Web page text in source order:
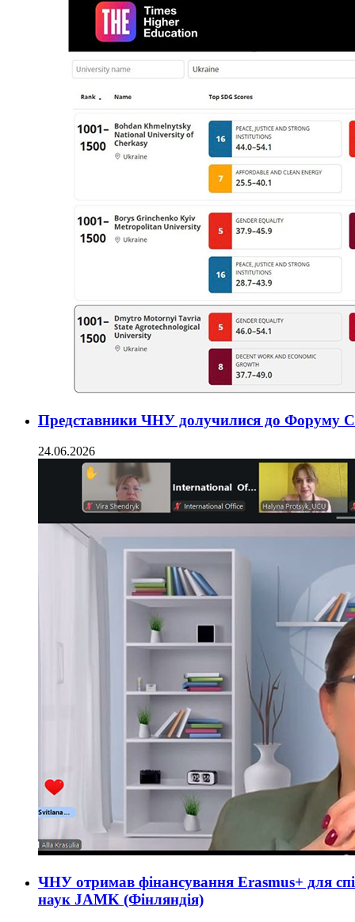
Представники ЧНУ долучилися до Форуму
24.06.2026
ЧНУ отримав фінансування Erasmus+ для
наук JAMK (Фінляндія)